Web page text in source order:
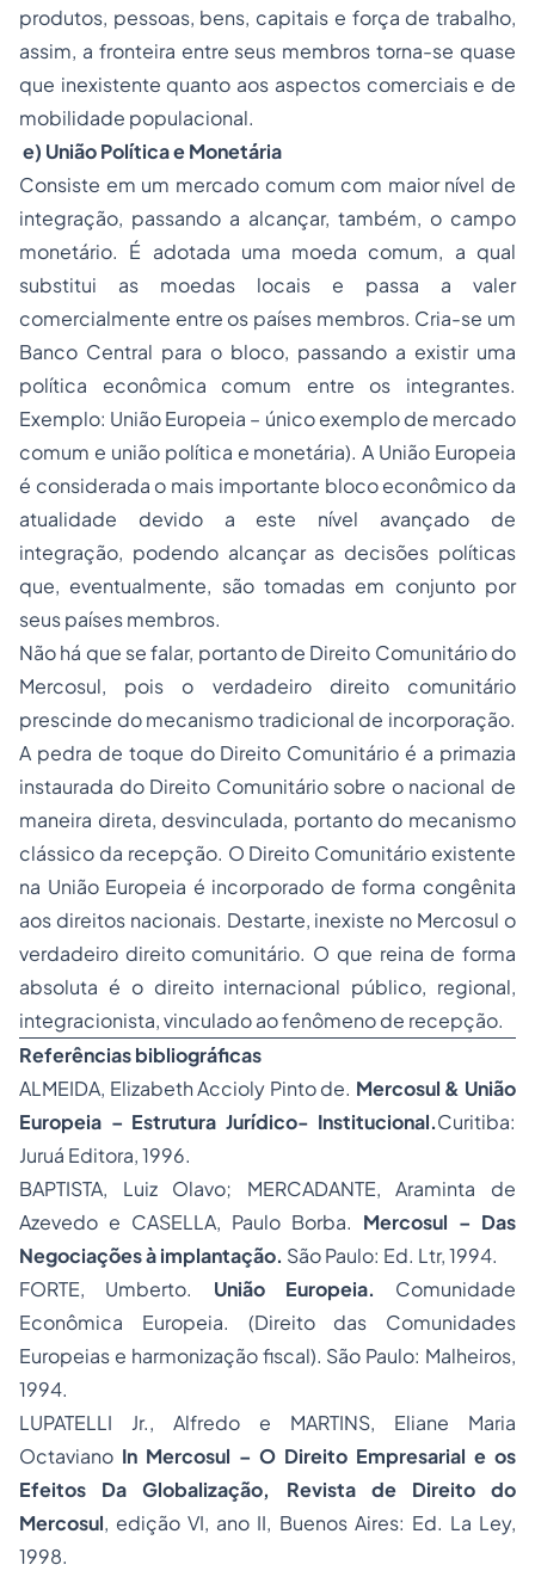
produtos, pessoas, bens, capitais e força de trabalho,
assim, a fronteira entre seus membros torna-se quase
que inexistente quanto aos aspectos comerciais e de
mobilidade populacional.
e) União Política e Monetária
Consiste em um mercado comum com maior nível de
integração, passando a alcançar, também, o campo
monetário. É adotada uma moeda comum, a qual
substitui as moedas locais e passa a valer
comercialmente entre os países membros. Cria-se um
Banco Central para o bloco, passando a existir uma
política econômica comum entre os integrantes.
Exemplo: União Europeia – único exemplo de mercado
comum e união política e monetária). A União Europeia
é considerada o mais importante bloco econômico da
atualidade devido a este nível avançado de
integração, podendo alcançar as decisões políticas
que, eventualmente, são tomadas em conjunto por
seus países membros.
Não há que se falar, portanto de Direito Comunitário do
Mercosul, pois o verdadeiro direito comunitário
prescinde do mecanismo tradicional de incorporação.
A pedra de toque do Direito Comunitário é a primazia
instaurada do Direito Comunitário sobre o nacional de
maneira direta, desvinculada, portanto do mecanismo
clássico da recepção. O Direito Comunitário existente
na União Europeia é incorporado de forma congênita
aos direitos nacionais. Destarte, inexiste no Mercosul o
verdadeiro direito comunitário. O que reina de forma
absoluta é o direito internacional público, regional,
integracionista, vinculado ao fenômeno de recepção.
Referências bibliográficas
ALMEIDA, Elizabeth Accioly Pinto de. Mercosul & União
Europeia – Estrutura Jurídico- Institucional.Curitiba:
Juruá Editora, 1996.
BAPTISTA, Luiz Olavo; MERCADANTE, Araminta de
Azevedo e CASELLA, Paulo Borba. Mercosul – Das
Negociações à implantação. São Paulo: Ed. Ltr, 1994.
FORTE, Umberto. União Europeia. Comunidade
Econômica Europeia. (Direito das Comunidades
Europeias e harmonização fiscal). São Paulo: Malheiros,
1994.
LUPATELLI Jr., Alfredo e MARTINS, Eliane Maria
Octaviano In Mercosul – O Direito Empresarial e os
Efeitos Da Globalização, Revista de Direito do
Mercosul, edição VI, ano II, Buenos Aires: Ed. La Ley,
1998.